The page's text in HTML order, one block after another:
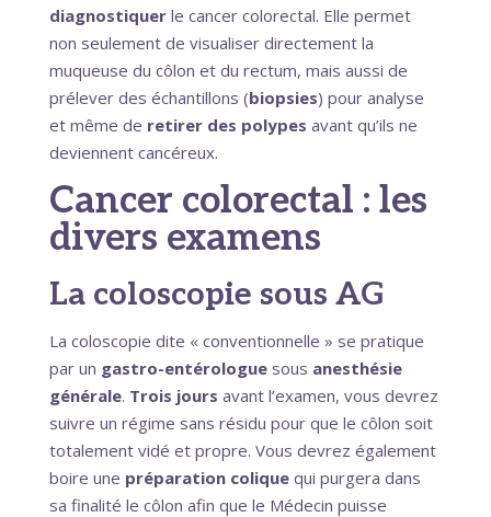
diagnostiquerle cancer colorectal. Elle permet
non seulement de visualiser directement la
muqueuse du côlon et du rectum, mais aussi de
prélever des échantillons (biopsies) pour analyse
et même de retirer des polypes avant qu’ils ne
deviennent cancéreux.
Cancer colorectal : les
divers examens
La coloscopie sous AG
La coloscopie dite « conventionnelle » se pratique
par un gastro-entérologuesous anesthésie
générale. Trois jours avant l’examen, vous devrez
suivre un régime sans résidu pour que le côlon soit
totalement vidé et propre. Vous devrez également
boire une préparation coliquequi purgera dans
sa finalité le côlon afin que le Médecin puisse